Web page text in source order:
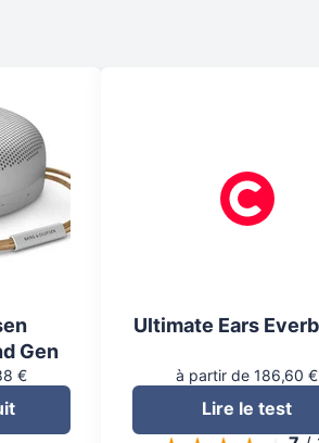
Gen
€
Ultimate Ears
à partir de 186,60 €
Lire le test